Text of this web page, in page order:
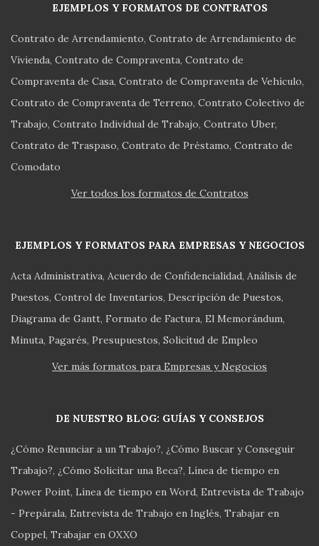
EJEMPLOS Y FORMATOS DE CONTRATOS
Contrato de Arrendamiento Contrato de Arrendamiento de
Vivienda Contrato de Compraventa Contrato de
Compraventa de Casa Contrato de Compraventa de Vehículo
Contrato de Compraventa de Terreno Contrato Colectivo de
Trabajo Contrato Individual de Trabajo Contrato Uber
Contrato de Traspaso Contrato de Préstamo Contrato de
Comodato
Ver todos los formatos de Contratos
EJEMPLOS Y FORMATOS PARA EMPRESAS Y NEGOCIOS
Acta Administrativa Acuerdo de Confidencialidad Análisis de
Puestos Control de Inventarios Descripción de Puestos
Diagrama de Gantt Formato de Factura El Memorándum
Minuta Pagarés Presupuestos Solicitud de Empleo
Ver más formatos para Empresas y Negocios
DE NUESTRO BLOG: GUÍAS Y CONSEJOS
¿Cómo Renunciar a un Trabajo? ¿Cómo Buscar y Conseguir
Trabajo? ¿Cómo Solicitar una Beca? Línea de tiempo en
Power Point Línea de tiempo en Word Entrevista de Trabajo
- Prepárala Entrevista de Trabajo en Inglés Trabajar en
Coppel Trabajar en OXXO